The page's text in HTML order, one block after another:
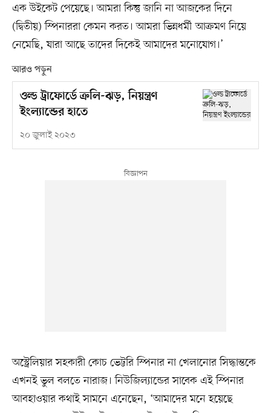
এক উইকেট পেয়েছে। আমরা কিন্তু জানি না আজকের দিনে
(দ্বিতীয়) স্পিনাররা কেমন করত। আমরা ভিন্নধর্মী আক্রমণ নিয়ে
নেমেছি, যারা আছে তাদের দিকেই আমাদের মনোযোগ।’
আরও পড়ুন
ওল্ড ট্রাফোর্ডে ক্রলি-ঝড়, নিয়ন্ত্রণ
ইংল্যান্ডের হাতে
২০ জুলাই ২০২৩
অস্ট্রেলিয়ার সহকারী কোচ ভেট্টরি স্পিনার না খেলানোর সিদ্ধান্তকে
এখনই ভুল বলতে নারাজ। নিউজিল্যান্ডের সাবেক এই স্পিনার
আবহাওয়ার কথাই সামনে এনেছেন, ‘আমাদের মনে হয়েছে